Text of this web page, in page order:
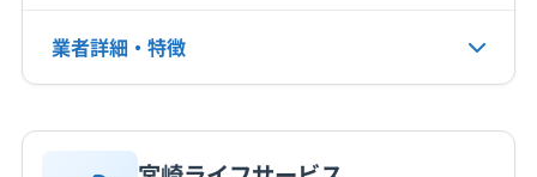
電話番号
公式HP
公式サイトなし
業者詳細・特徴